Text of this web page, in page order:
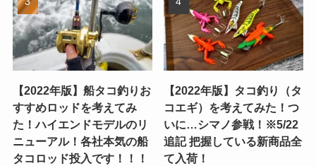
【2022年版】船タコ釣りお
すすめロッドを考えてみ
た！ハイエンドモデルのリ
ニューアル！各社本気の船
タコロッド投入です！！！
【2022年版】タコ釣り（タ
コエギ）を考えてみた！つ
いに…シマノ参戦！※5/22
追記 把握している新商品全
て入荷！